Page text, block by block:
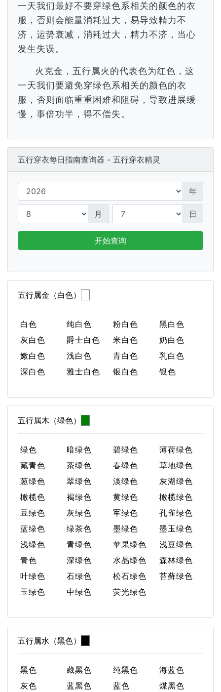
一天我们最好不要穿绿色系相关的颜色的衣
服，否则会能量消耗过大，易导致精力不
济，运势衰减，消耗过大，精力不济，当心
发生失误。
火克金，五行属火的代表色为红色，这
一天我们要避免穿绿色系相关的颜色的衣
服，否则面临重重困难和阻碍，导致进展缓
慢，事倍功半，得不偿失。
五行穿衣每日指南查询器 - 五行穿衣精灵
年
月 日
开始查询
五行属金（白色）
白色 纯白色 粉白色
黑白色
灰白色
爵士白色 米白色
奶白色
嫩白色
浅白色 青白色
乳白色
深白色
雅士白色 银白色 银色
五行属木（绿色）
绿色 暗绿色 碧绿色
薄荷绿色
藏青色
茶绿色 春绿色
草地绿色
葱绿色
翠绿色 淡绿色
灰湖绿色
橄榄色
褐绿色 黄绿色
橄榄绿色
豆绿色
灰绿色 军绿色
孔雀绿色
蓝绿色
绿茶色 墨绿色
墨玉绿色
浅绿色
青绿色 苹果绿色
浅豆绿色
青色
深绿色 水晶绿色
森林绿色
叶绿色
石绿色 松石绿色
苔藓绿色
玉绿色
中绿色 荧光绿色
五行属水（黑色）
黑色 藏黑色 纯黑色
海蓝色
灰色
蓝黑色 蓝色
煤黑色